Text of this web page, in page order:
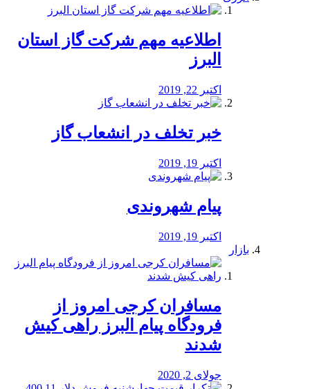
️اطلاعیه مهم شرکت گاز استان
البرز
اکتبر 22, 2019
خبر تخلف در انشعاب گاز
اکتبر 19, 2019
پیام شهروندی
اکتبر 19, 2019
بازار
مسافران کرجی امروز از
فرودگاه پیام البرز راهی کیش
شدند
جولای 2, 2020